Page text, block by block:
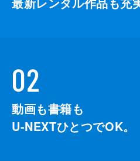
02
動画も書籍も
U-NEXTひとつでOK。